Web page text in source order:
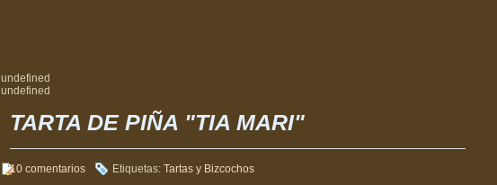
undefined
undefined
TARTA DE PIÑA "TIA MARI"
10 comentarios Etiquetas: Tartas y Bizcochos